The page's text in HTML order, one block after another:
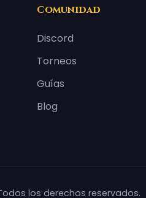
Comunidad
Discord
Torneos
Guías
Blog
Todos los derechos reservados.